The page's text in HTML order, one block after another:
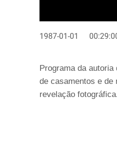
1987-01-01
Programa da
de casamentos e de
revelação